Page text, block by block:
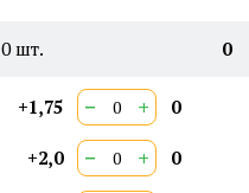
0шт. 0
+1,75 − + 0
+2,0 − + 0